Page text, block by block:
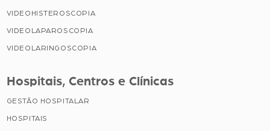
VIDEOHISTEROSCOPIA
VIDEOLAPAROSCOPIA
VIDEOLARINGOSCOPIA
Hospitais, Centros e Clínicas
GESTÃO HOSPITALAR
HOSPITAIS